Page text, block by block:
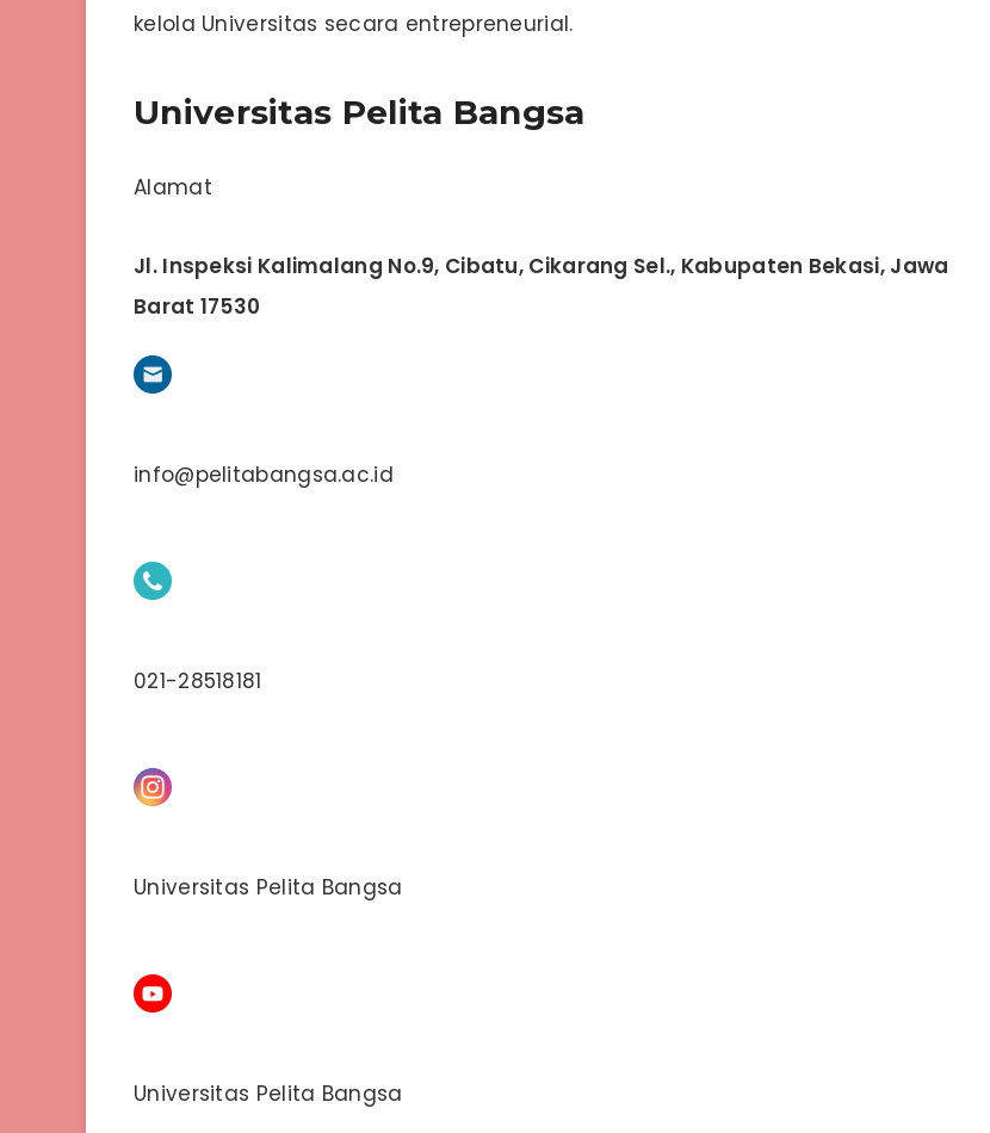
kelola Universitas secara entrepreneurial.
Universitas Pelita Bangsa
Alamat
Jl. Inspeksi Kalimalang No.9, Cibatu, Cikarang Sel., Kabupaten Bekasi, Jawa
Barat 17530
info@pelitabangsa.ac.id
021-28518181
Universitas Pelita Bangsa
Universitas Pelita Bangsa